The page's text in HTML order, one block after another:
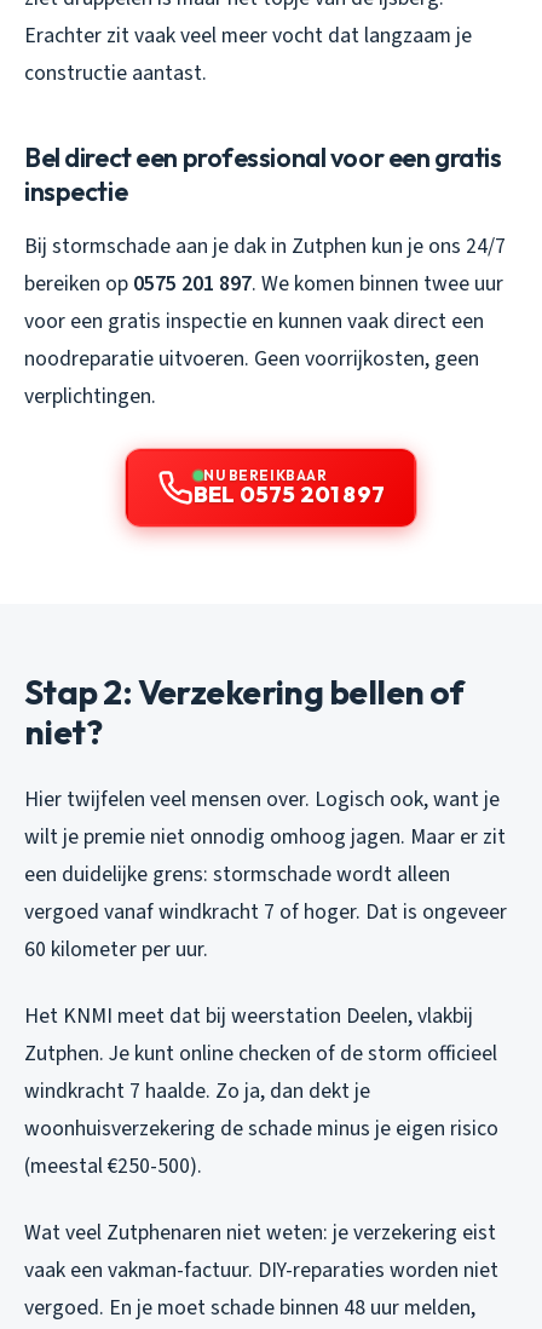
Erachter zit vaak veel meer vocht dat langzaam je
constructie aantast.
Bel direct een professional voor een gratis
inspectie
Bij stormschade aan je dak in Zutphen kun je ons 24/7
bereiken op 0575 201 897. We komen binnen twee uur
voor een gratis inspectie en kunnen vaak direct een
noodreparatie uitvoeren. Geen voorrijkosten, geen
verplichtingen.
NU BEREIKBAAR
BEL 0575 201 897
Stap 2: Verzekering bellen of
niet?
Hier twijfelen veel mensen over. Logisch ook, want je
wilt je premie niet onnodig omhoog jagen. Maar er zit
een duidelijke grens: stormschade wordt alleen
vergoed vanaf windkracht 7 of hoger. Dat is ongeveer
60 kilometer per uur.
Het KNMI meet dat bij weerstation Deelen, vlakbij
Zutphen. Je kunt online checken of de storm officieel
windkracht 7 haalde. Zo ja, dan dekt je
woonhuisverzekering de schade minus je eigen risico
(meestal €250-500).
Wat veel Zutphenaren niet weten: je verzekering eist
vaak een vakman-factuur. DIY-reparaties worden niet
vergoed. En je moet schade binnen 48 uur melden,